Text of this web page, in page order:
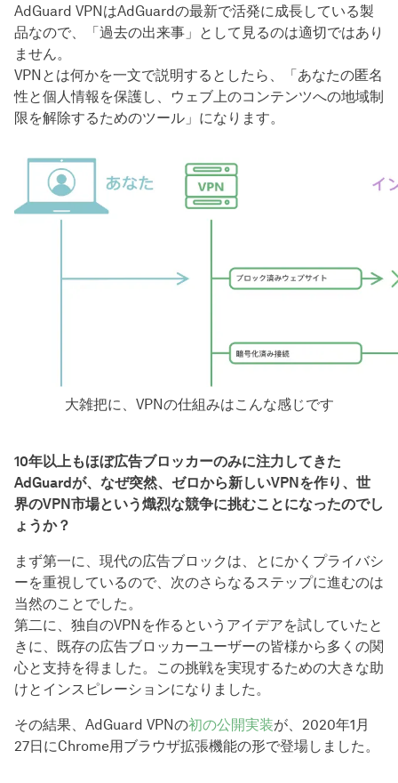
AdGuard VPNはAdGuardの最新で活発に成長している製
品なので、「過去の出来事」として見るのは適切ではあり
ません。
VPNとは何かを一文で説明するとしたら、「あなたの匿名
性と個人情報を保護し、ウェブ上のコンテンツへの地域制
限を解除するためのツール」になります。
大雑把に、VPNの仕組みはこんな感じです
10年以上もほぼ広告ブロッカーのみに注力してきた
AdGuardが、なぜ突然、ゼロから新しいVPNを作り、世
界のVPN市場という熾烈な競争に挑むことになったのでし
ょうか？
まず第一に、現代の広告ブロックは、とにかくプライバシ
ーを重視しているので、次のさらなるステップに進むのは
当然のことでした。
第二に、独自のVPNを作るというアイデアを試していたと
きに、既存の広告ブロッカーユーザーの皆様から多くの関
心と支持を得ました。この挑戦を実現するための大きな助
けとインスピレーションになりました。
その結果、AdGuard VPNの初の公開実装が、2020年1月
27日にChrome用ブラウザ拡張機能の形で登場しました。